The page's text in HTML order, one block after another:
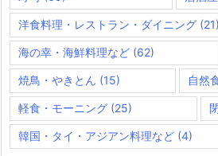
洋食料理・レストラン・ダイニング (21)
海の幸・海鮮料理など (62)
焼鳥・やきとん (15) 自然
軽食・モーニング (25)
韓国・タイ・アジアン料理など (4)